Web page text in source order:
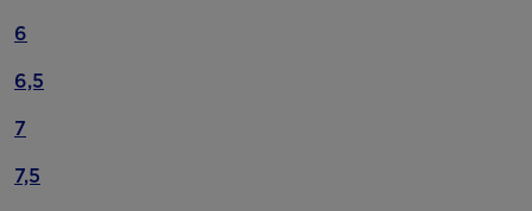
6
6,5
7
7,5